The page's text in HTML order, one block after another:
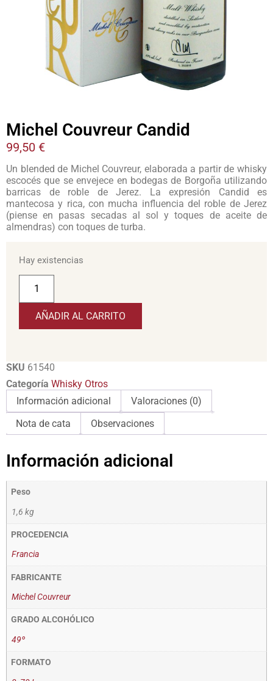
Michel Couvreur Candid
99,50 €
Un blended de Michel Couvreur, elaborada a partir de whisky
escocés que se envejece en bodegas de Borgoña utilizando
barricas de roble de Jerez. La expresión Candid es
mantecosa y rica, con mucha influencia del roble de Jerez
(piense en pasas secadas al sol y toques de aceite de
almendras) con toques de turba.
Hay existencias
AÑADIR AL CARRITO
SKU 61540
Categoría Whisky Otros
Información adicional
Valoraciones (0)
Nota de cata
Observaciones
Información adicional
Peso
1,6 kg
PROCEDENCIA
Francia
FABRICANTE
Michel Couvreur
GRADO ALCOHÓLICO
49º
FORMATO